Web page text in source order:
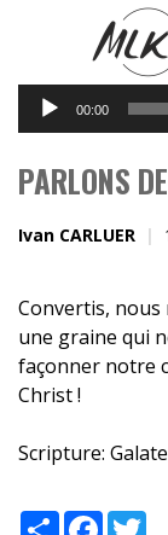
Lecteur
audio
00:00
PARLONS
Ivan CARLUER
Convertis, nous
une graine qui
façonner notre
Christ !
Scripture:
Share